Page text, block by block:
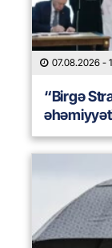
07.08.2026 -
“Birgə